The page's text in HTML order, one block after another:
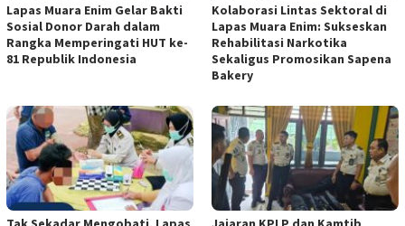
Lapas Muara Enim Gelar Bakti
Sosial Donor Darah dalam
Rangka Memperingati HUT ke-
81 Republik Indonesia
Kolaborasi Lintas Sektoral di
Lapas Muara Enim: Sukseskan
Rehabilitasi Narkotika
Sekaligus Promosikan Sapena
Bakery